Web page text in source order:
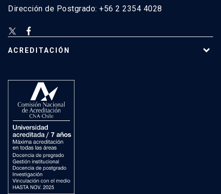
Dirección de Postgrado: +56 2 2354 4028
ACREDITACIÓN